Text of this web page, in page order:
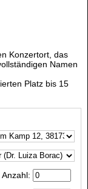
Konzertort, das
Namen
Platz bis 15